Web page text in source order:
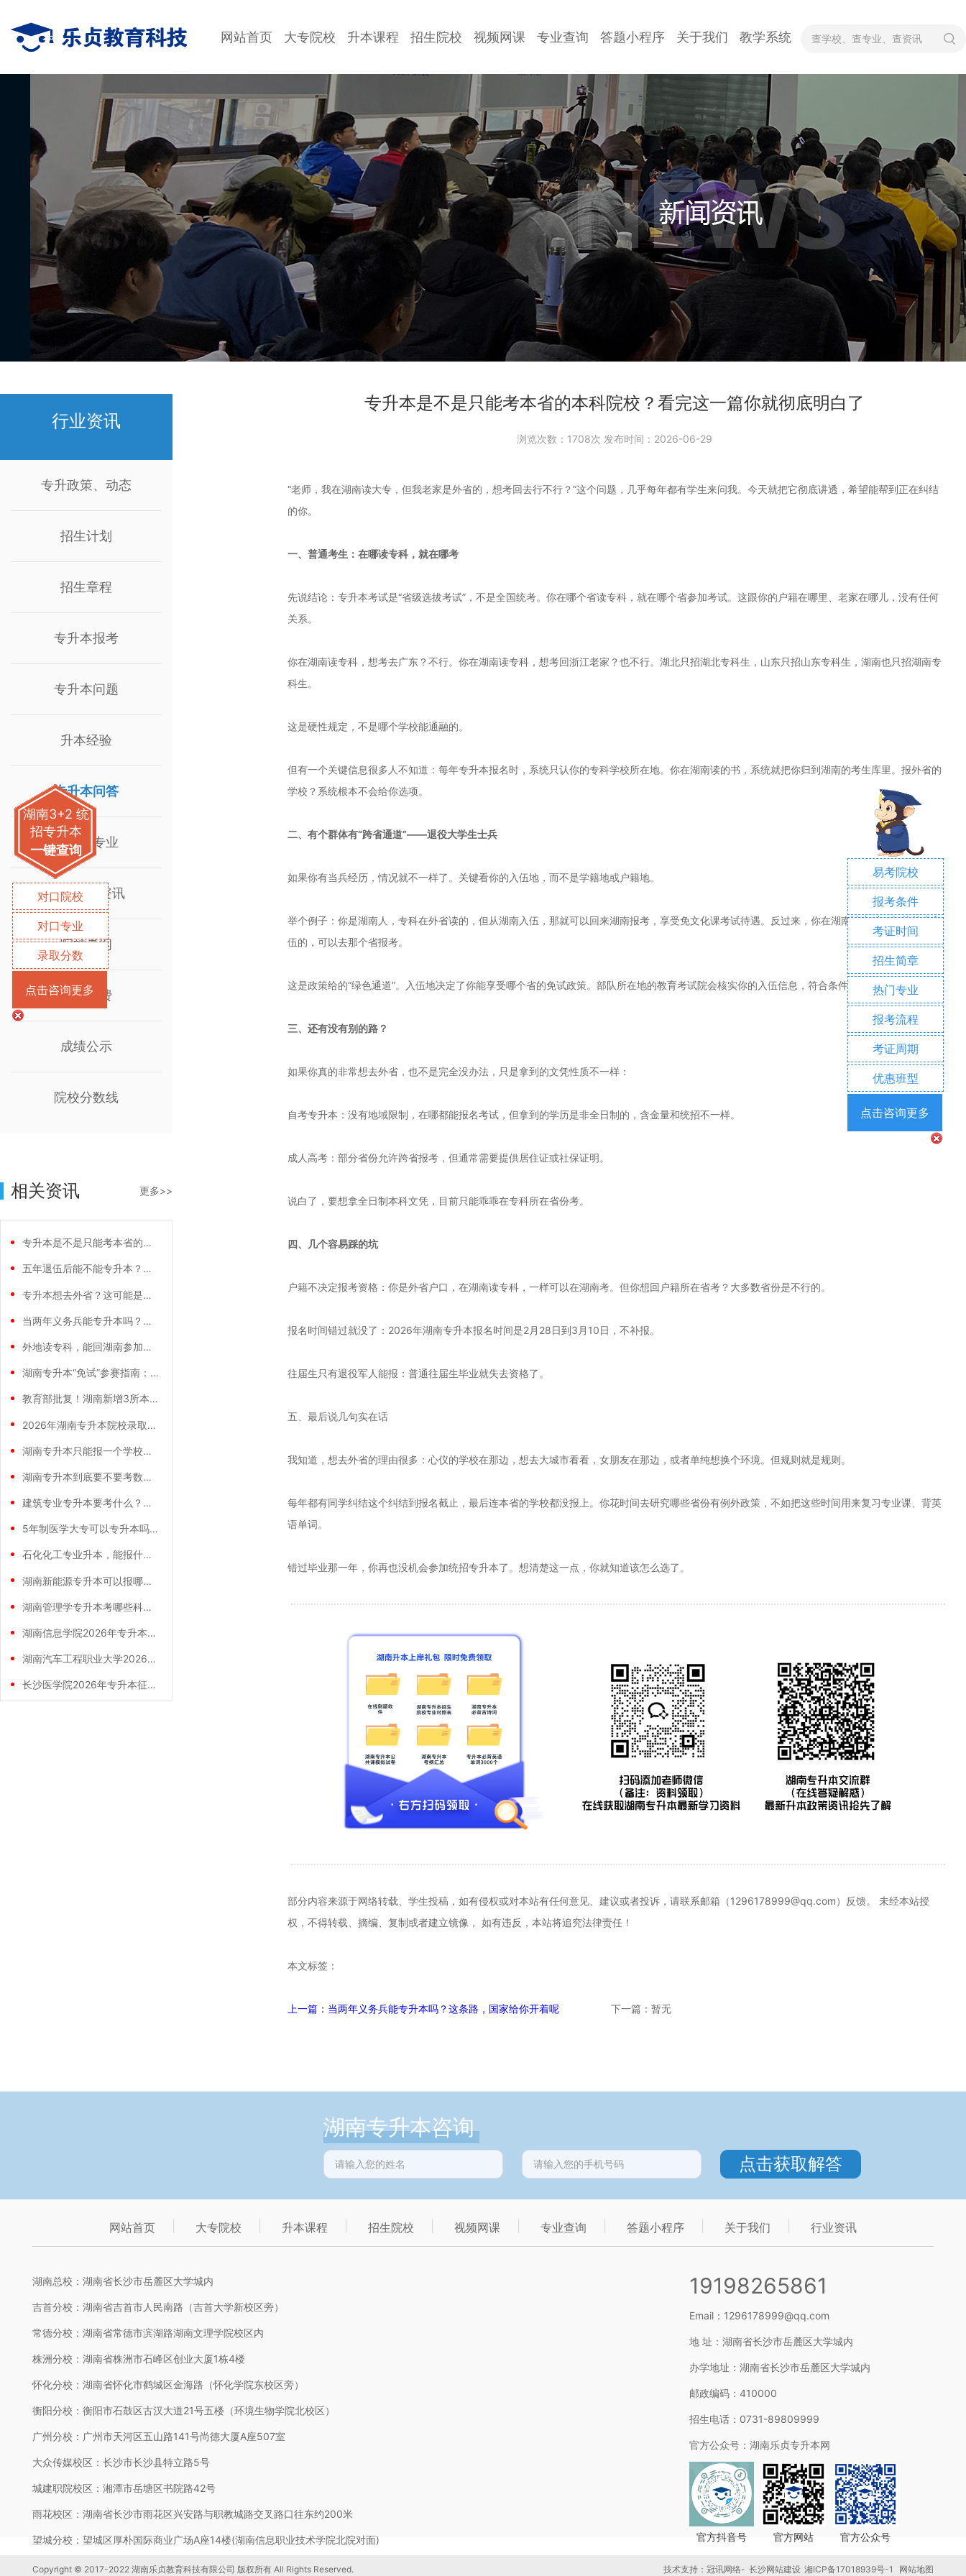
网站首页 大专院校 升本课程 招生院校 视频网课 专业查询 答题小程序 关于我们 教学系统
行业资讯
专升政策、动态
招生计划
招生章程
专升本报考
专升本问题
升本经验
专升本问答
专升本专业
院校招生资讯
院校考纲
报名缴费
成绩公示
院校分数线
相关资讯 更多>>
专升本是不是只能考本省的本科院校？看完这
五年退伍后能不能专升本？答案是能，而且有
专升本想去外省？这可能是你最该看完的一篇
当两年义务兵能专升本吗？这条路，国家给你
外地读专科，能回湖南参加专升本吗？答案没
湖南专升本“免试”参赛指南：这些比赛获奖
教育部批复！湖南新增3所本科院校，专升本
2026年湖南专升本院校录取分数线汇总：
湖南专升本只能报一个学校吗？答案没你想的
湖南专升本到底要不要考数学？看完你就清醒
建筑专业专升本要考什么？看完这篇你就清楚
5年制医学大专可以专升本吗？真话有点扎心
石化化工专业升本，能报什么？别慌，路子比
湖南新能源专升本可以报哪些学校？
湖南管理学专升本考哪些科目？
湖南信息学院2026年专升本征集志愿拟录
湖南汽车工程职业大学2026年专升本征集
长沙医学院2026年专升本征集志愿拟录取
专升本是不是只能考本省的本科院校？看完这一篇你就彻底明白了
浏览次数： 1708次 发布时间：2026-06-29
“老师，我在湖南读大专，但我老家是外省的，想考回去行不行？”这个问题，几乎每年都有学生来问我。今天就把它彻底讲透，希望能帮到正在纠结
的你。
一、普通考生：在哪读专科，就在哪考
先说结论：专升本考试是“省级选拔考试”，不是全国统考。你在哪个省读专科，就在哪个省参加考试。这跟你的户籍在哪里、老家在哪儿，没有任何
关系。
你在湖南读专科，想考去广东？不行。你在湖南读专科，想考回浙江老家？也不行。湖北只招湖北专科生，山东只招山东专科生，湖南也只招湖南专
科生。
这是硬性规定，不是哪个学校能通融的。
但有一个关键信息很多人不知道：每年专升本报名时，系统只认你的专科学校所在地。你在湖南读的书，系统就把你归到湖南的考生库里。报外省的
学校？系统根本不会给你选项。
二、有个群体有“跨省通道”——退役大学生士兵
如果你有当兵经历，情况就不一样了。关键看你的入伍地，而不是学籍地或户籍地。
举个例子：你是湖南人，专科在外省读的，但从湖南入伍，那就可以回来湖南报考，享受免文化课考试待遇。反过来，你在湖南读专科，但从外省入
伍的，可以去那个省报考。
这是政策给的“绿色通道”。入伍地决定了你能享受哪个省的免试政策。部队所在地的教育考试院会核实你的入伍信息，符合条件的就能在那边报名。
三、还有没有别的路？
如果你真的非常想去外省，也不是完全没办法，只是拿到的文凭性质不一样：
自考专升本：没有地域限制，在哪都能报名考试，但拿到的学历是非全日制的，含金量和统招不一样。
成人高考：部分省份允许跨省报考，但通常需要提供居住证或社保证明。
说白了，要想拿全日制本科文凭，目前只能乖乖在专科所在省份考。
四、几个容易踩的坑
户籍不决定报考资格：你是外省户口，在湖南读专科，一样可以在湖南考。但你想回户籍所在省考？大多数省份是不行的。
报名时间错过就没了：2026年湖南专升本报名时间是2月28日到3月10日，不补报。
往届生只有退役军人能报：普通往届生毕业就失去资格了。
五、最后说几句实在话
我知道，想去外省的理由很多：心仪的学校在那边，想去大城市看看，女朋友在那边，或者单纯想换个环境。但规则就是规则。
每年都有同学纠结这个纠结到报名截止，最后连本省的学校都没报上。你花时间去研究哪些省份有例外政策，不如把这些时间用来复习专业课、背英
语单词。
错过毕业那一年，你再也没机会参加统招专升本了。想清楚这一点，你就知道该怎么选了。
部分内容来源于网络转载、学生投稿，如有侵权或对本站有任何意见、建议或者投诉，请联系邮箱（1296178999@qq.com）反馈。 未经本站授
权，不得转载、摘编、复制或者建立镜像， 如有违反，本站将追究法律责任！
本文标签：
上一篇：当两年义务兵能专升本吗？这条路，国家给你开着呢 下一篇：暂无
湖南专升本咨询
网站首页 大专院校 升本课程 招生院校 视频网课 专业查询 答题小程序 关于我们 行业资讯
湖南总校：湖南省长沙市岳麓区大学城内
吉首分校：湖南省吉首市人民南路（吉首大学新校区旁）
常德分校：湖南省常德市滨湖路湖南文理学院校区内
株洲分校：湖南省株洲市石峰区创业大厦1栋4楼
怀化分校：湖南省怀化市鹤城区金海路（怀化学院东校区旁）
衡阳分校：衡阳市石鼓区古汉大道21号五楼（环境生物学院北校区）
广州分校：广州市天河区五山路141号尚德大厦A座507室
大众传媒校区：长沙市长沙县特立路5号
城建职院校区：湘潭市岳塘区书院路42号
雨花校区：湖南省长沙市雨花区兴安路与职教城路交叉路口往东约200米
望城分校：望城区厚朴国际商业广场A座14楼(湖南信息职业技术学院北院对面)
19198265861
Email：1296178999@qq.com
地 址：湖南省长沙市岳麓区大学城内
办学地址：湖南省长沙市岳麓区大学城内
邮政编码：410000
招生电话：0731-89809999
官方公众号：湖南乐贞专升本网
官方抖音号 官方网站 官方公众号
Copyright © 2017-2022 湖南乐贞教育科技有限公司 版权所有 All Rights Reserved. 技术支持：冠讯网络- 长沙网站建设 湘ICP备17018939号-1 网站地图
湖南3+2 统
招专升本
一键查询
对口院校
对口专业
录取分数
点击咨询更多
易考院校
报考条件
考证时间
招生简章
热门专业
报考流程
考证周期
优惠班型
点击咨询更多